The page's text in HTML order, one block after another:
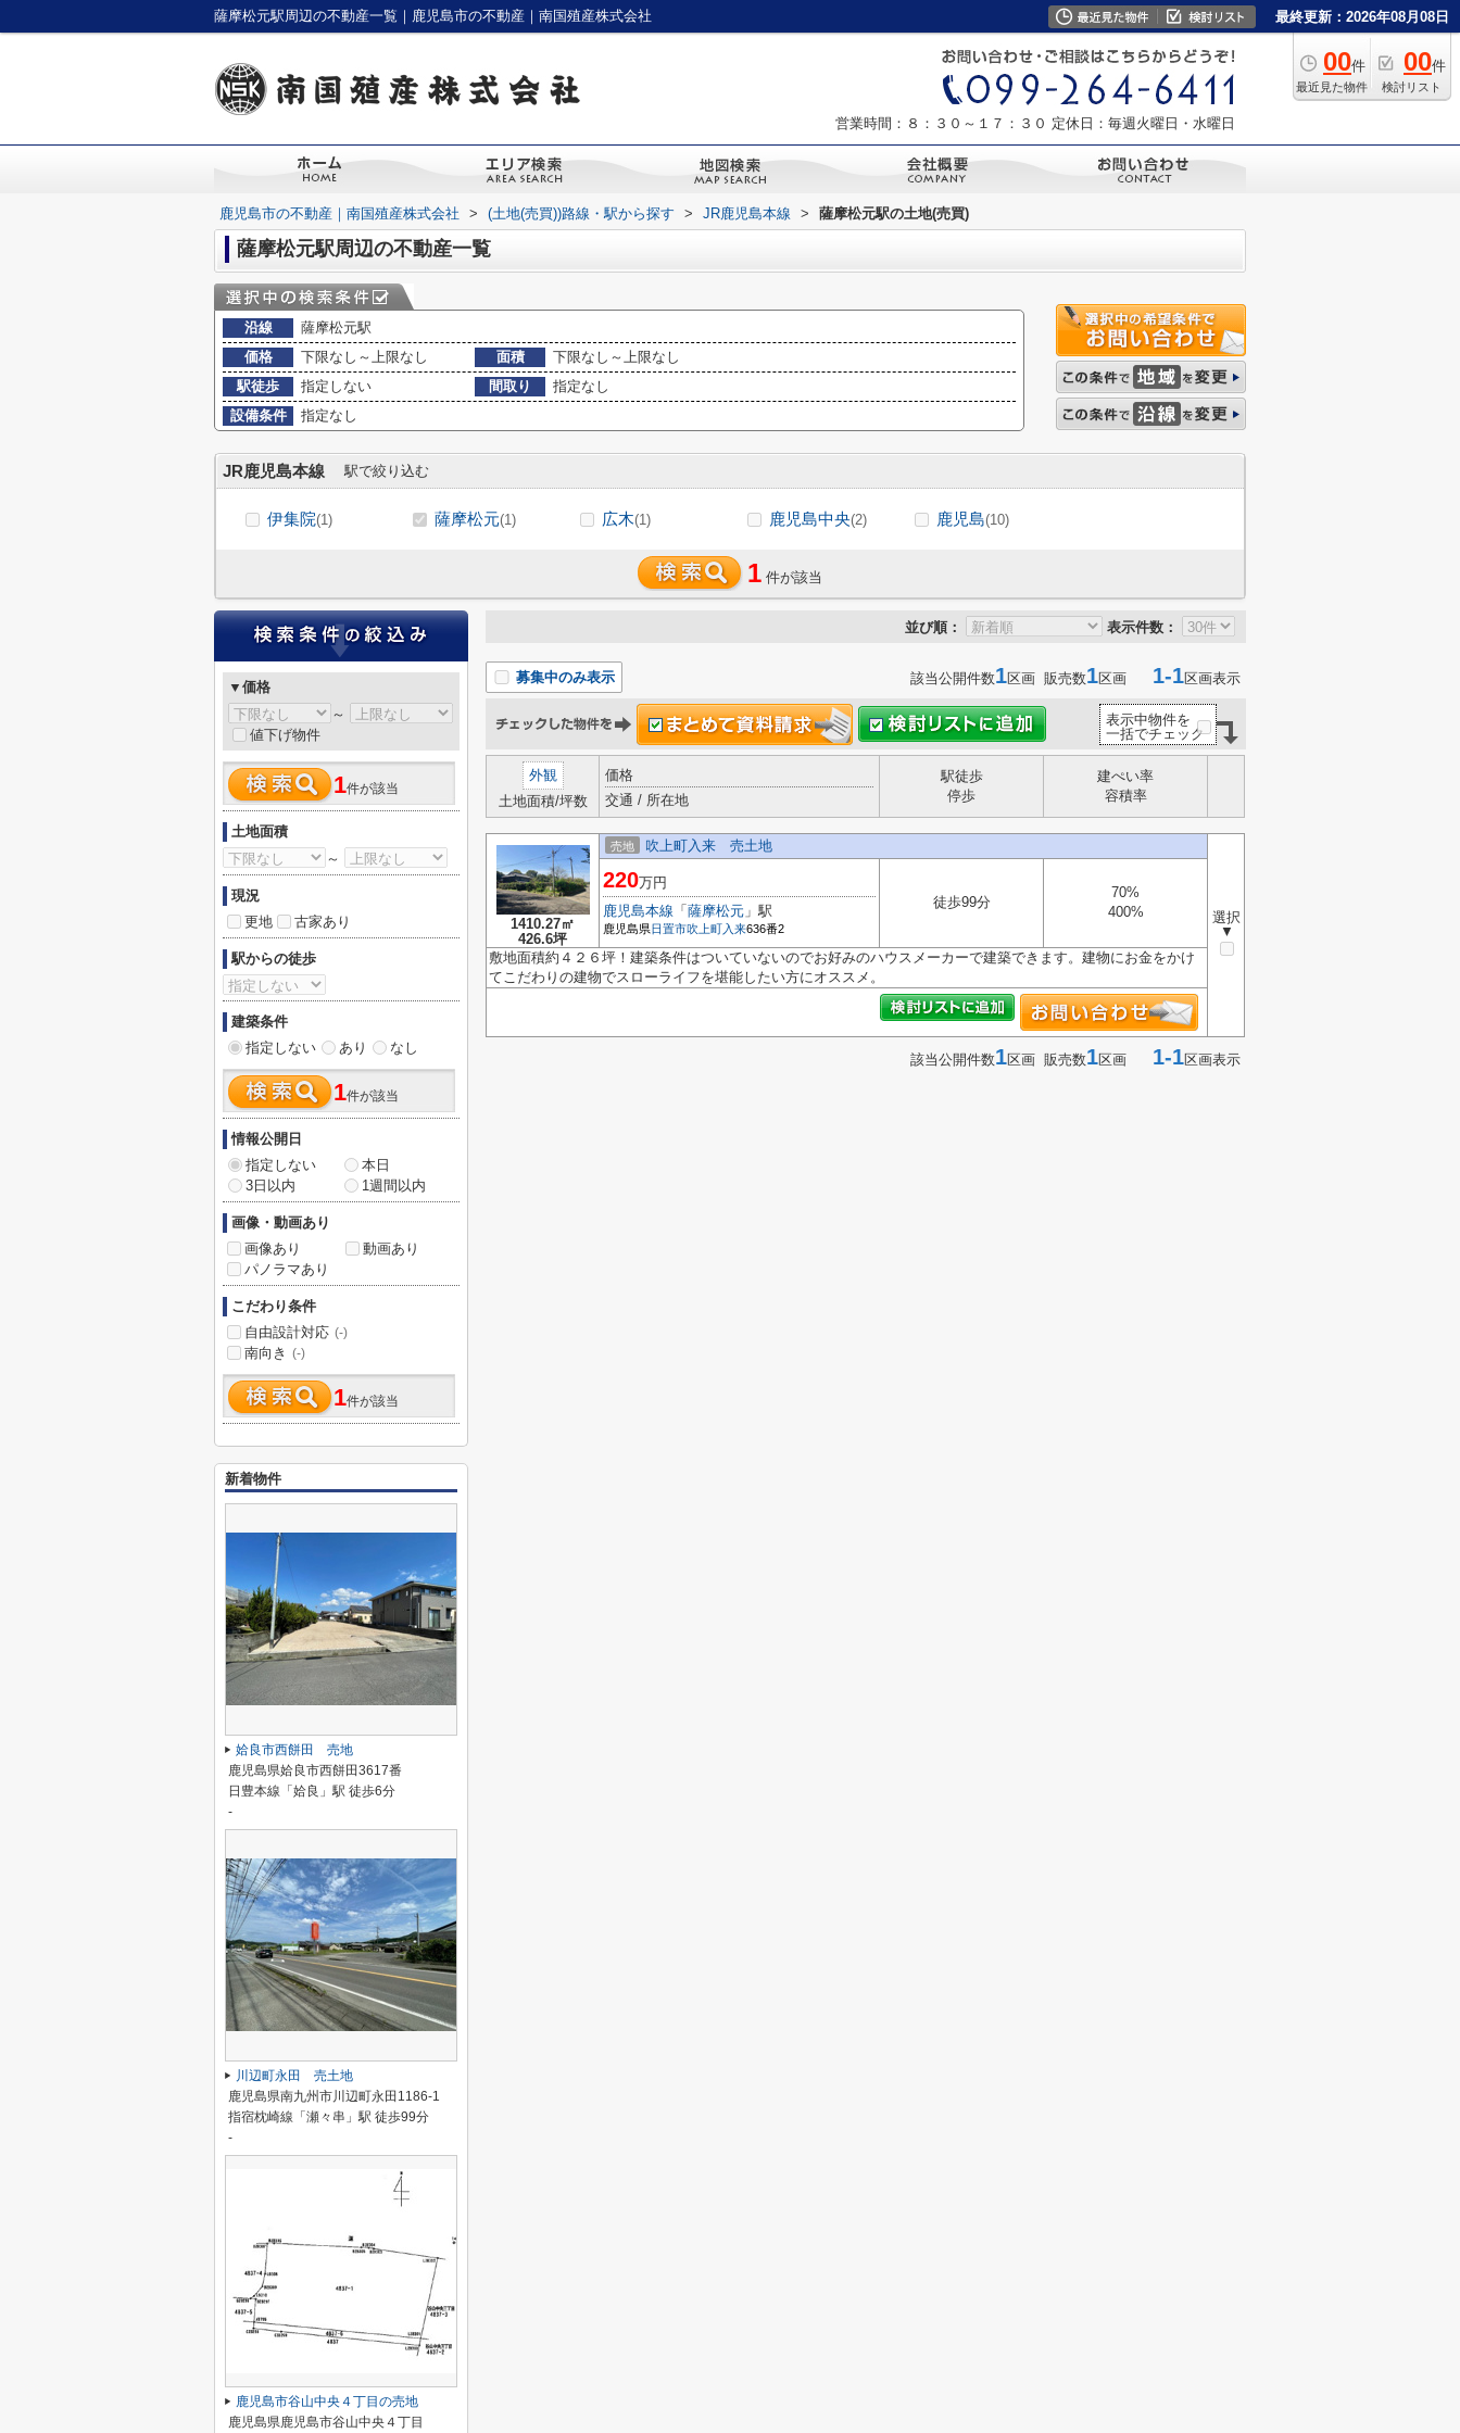
薩摩松元駅周辺の不動産一覧｜鹿児島市の不動産｜南国殖産株式会社 最終更新：2026年08月08日
00件
最近見た物件
00件
検討リスト
営業時間：８：３０～１７：３０ 定休日：毎週火曜日・水曜日
鹿児島市の不動産｜南国殖産株式会社 > (土地(売買))路線・駅から探す > JR鹿児島本線 > 薩摩松元駅の土地(売買)
薩摩松元駅周辺の不動産一覧
沿線
薩摩松元駅
価格
下限なし～上限なし 面積
下限なし～上限なし
駅徒歩
指定しない 間取り
指定なし
設備条件
指定なし
JR鹿児島本線 駅で絞り込む
伊集院(1) 薩摩松元(1) 広木(1) 鹿児島中央(2) 鹿児島(10)
1 件が該当
並び順： 表示件数：
募集中のみ表示 該当公開件数1区画 販売数1区画 1-1区画表示
表示中物件を
一括でチェック
外観
土地面積/坪数
価格
交通 / 所在地
駅徒歩
停歩
建ぺい率
容積率
1410.27㎡
426.6坪
売地 吹上町入来 売土地
選択
▼
220万円
鹿児島本線 「 薩摩松元 」駅
鹿児島県日置市吹上町入来636番2
徒歩99分
70%
400%
敷地面積約４２６坪！建築条件はついていないのでお好みのハウスメーカーで建築できます。建物にお金をかけ
てこだわりの建物でスローライフを堪能したい方にオススメ。
該当公開件数1区画 販売数1区画 1-1区画表示
▼価格
～
値下げ物件
1件が該当
土地面積
～
現況
更地
古家あり
駅からの徒歩
建築条件
指定しない
あり なし
1件が該当
情報公開日
指定しない
本日
3日以内
1週間以内
画像・動画あり
画像あり
動画あり
パノラマあり
こだわり条件
自由設計対応 (-)
南向き (-)
1件が該当
新着物件
姶良市西餅田 売地
鹿児島県姶良市西餅田3617番
日豊本線「姶良」駅 徒歩6分
-
川辺町永田 売土地
鹿児島県南九州市川辺町永田1186-1
指宿枕崎線「瀬々串」駅 徒歩99分
-
鹿児島市谷山中央４丁目の売地
鹿児島県鹿児島市谷山中央４丁目